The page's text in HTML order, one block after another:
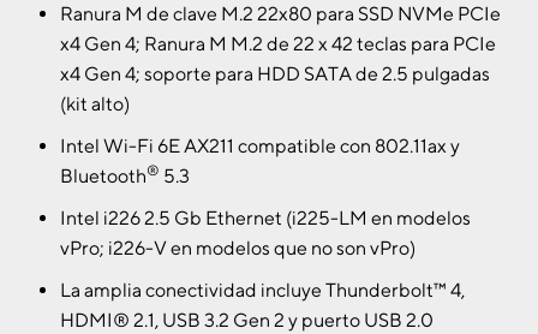
Ranura M de clave M.2 22x80 para SSD NVMe PCIe
x4 Gen 4; Ranura M M.2 de 22 x 42 teclas para PCIe
x4 Gen 4; soporte para HDD SATA de 2.5 pulgadas
(kit alto)
Intel Wi-Fi 6E AX211 compatible con 802.11ax y
Bluetooth® 5.3
Intel i226 2.5 Gb Ethernet (i225-LM en modelos
vPro; i226-V en modelos que no son vPro)
La amplia conectividad incluye Thunderbolt™ 4,
HDMI® 2.1, USB 3.2 Gen 2 y puerto USB 2.0